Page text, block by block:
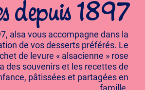
depuis 1897
alsa vous accompagne dans la
de vos desserts préférés. Le
de levure « alsacienne » rose
des souvenirs et les recettes de
pâtissées et partagées en